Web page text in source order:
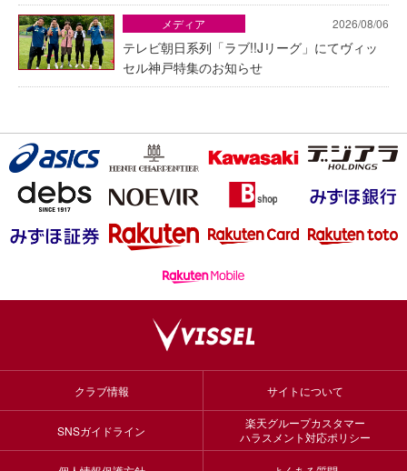
2026/08/06
テレビ朝日系列「ラブ!!Jリーグ」にてヴィッ
セル神戸特集のお知らせ
メディア
クラブ情報 サイトについて
SNSガイドライン
楽天グループカスタマー
ハラスメント対応ポリシー